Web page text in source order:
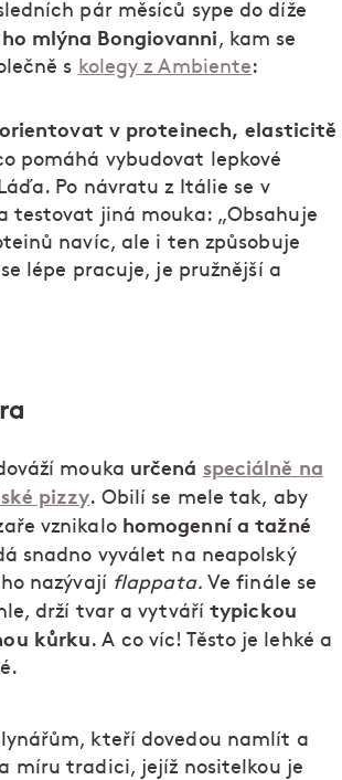
pár měsíců sype do díže
mlýna Bongiovanni, kam se
s kolegy z Ambiente:
orientovat v proteinech, elasticitě
pomáhá vybudovat lepkové
Po návratu z Itálie se v
testovat jiná mouka: „Obsahuje
navíc, ale i ten způsobuje
lépe pracuje, je pružnější a
mouka určená speciálně na
pizzy. Obilí se mele tak, aby
vznikalo homogenní a tažné
snadno vyválet na neapolský
nazývají flappata. Ve finále se
drží tvar a vytvářítypickou
kůrku. A co víc! Těsto je lehké a
kteří dovedou namlít a
míru tradici, jejíž nositelkou je